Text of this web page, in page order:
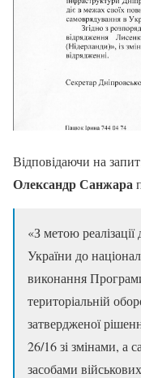
Відповідаючи на
Олександр Санжара
«З метою
України до
виконання
територіальній
затвердженої
26/16 зі змінами, а
засобами